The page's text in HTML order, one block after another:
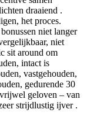
draaiend .
het proces.
niet langer
niet
sit around om
intact is
vastgehouden,
gedurende 30
geloven – van
strijdlustig ijver .